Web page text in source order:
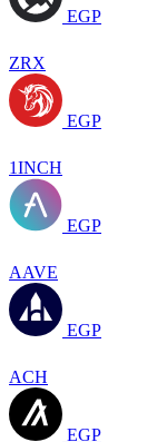
EGP
ZRX
EGP
1INCH
EGP
AAVE
EGP
ACH
EGP